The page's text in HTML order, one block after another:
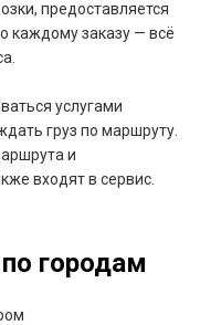
предоставляется
каждому заказу — всё
услугами
груз по маршруту.
и
входят в сервис.
городам